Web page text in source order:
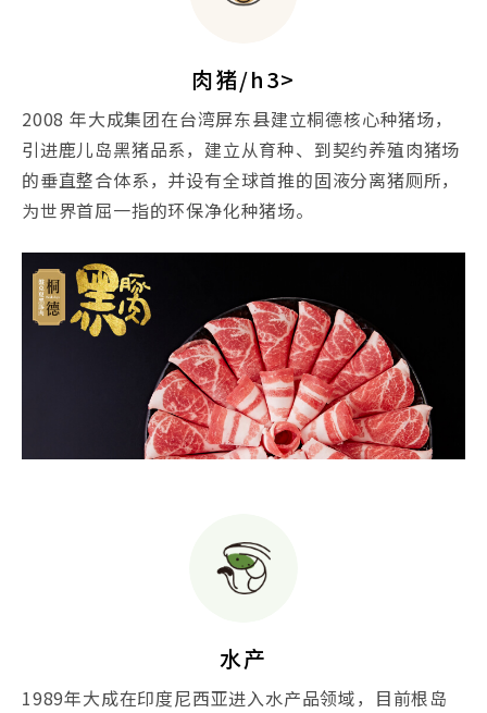
肉猪/h3>
2008 年大成集团在台湾屏东县建立桐德核心种猪场，
引进鹿儿岛黑猪品系，建立从育种、到契约养殖肉猪场
的垂直整合体系，并设有全球首推的固液分离猪厕所，
为世界首屈一指的环保净化种猪场。
水产
1989年大成在印度尼西亚进入水产品领域，目前根岛